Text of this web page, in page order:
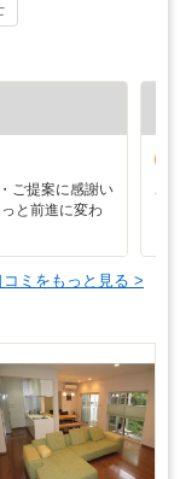
ご提案に感謝い
と前進に変わ
こ
ミをもっと見る >